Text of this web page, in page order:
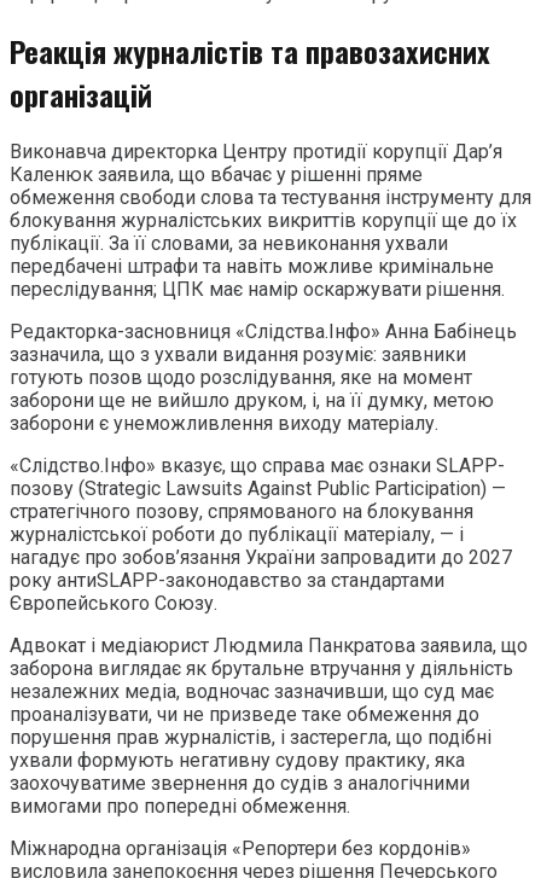
Реакція журналістів та правозахисних
організацій
Виконавча директорка Центру протидії корупції Дар’я
Каленюк заявила, що вбачає у рішенні пряме
обмеження свободи слова та тестування інструменту для
блокування журналістських викриттів корупції ще до їх
публікації. За її словами, за невиконання ухвали
передбачені штрафи та навіть можливе кримінальне
переслідування; ЦПК має намір оскаржувати рішення.
Редакторка-засновниця «Слідства.Інфо» Анна Бабінець
зазначила, що з ухвали видання розуміє: заявники
готують позов щодо розслідування, яке на момент
заборони ще не вийшло друком, і, на її думку, метою
заборони є унеможливлення виходу матеріалу.
«Слідство.Інфо» вказує, що справа має ознаки SLAPP-
позову (Strategic Lawsuits Against Public Participation) —
стратегічного позову, спрямованого на блокування
журналістської роботи до публікації матеріалу, — і
нагадує про зобов’язання України запровадити до 2027
року антиSLAPP-законодавство за стандартами
Європейського Союзу.
Адвокат і медіаюрист Людмила Панкратова заявила, що
заборона виглядає як брутальне втручання у діяльність
незалежних медіа, водночас зазначивши, що суд має
проаналізувати, чи не призведе таке обмеження до
порушення прав журналістів, і застерегла, що подібні
ухвали формують негативну судову практику, яка
заохочуватиме звернення до судів з аналогічними
вимогами про попередні обмеження.
Міжнародна організація «Репортери без кордонів»
висловила занепокоєння через рішення Печерського